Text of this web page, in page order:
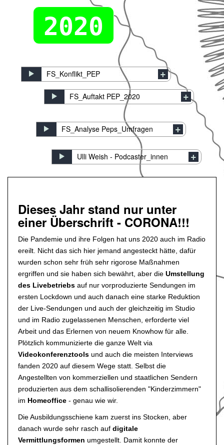
2020
FS_Konflikt_PEP
FS_Auftakt PEP_2020
FS_Analyse Peps_Umfragen
Ulli Weish - Podcaster_innen
Dieses Jahr stand nur unter
einer Überschrift - CORONA!!!
Die Pandemie und ihre Folgen hat uns 2020 auch im Radio
ereilt. Nicht das sich hier jemand angesteckt hätte, dafür
wurden schon sehr früh sehr rigorose Maßnahmen
ergriffen und sie haben sich bewährt, aber die Umstellung
des Livebetriebs auf nur vorproduzierte Sendungen im
ersten Lockdown und auch danach eine starke Reduktion
der Live-Sendungen und auch der gleichzeitig im Studio
und im Radio zugelassenen Menschen, erforderte viel
Arbeit und das Erlernen von neuem Knowhow für alle.
Plötzlich kommunizierte die ganze Welt via
Videokonferenztools und auch die meisten Interviews
fanden 2020 auf diesem Wege statt. Selbst die
Angestellten von kommerziellen und staatlichen Sendern
produzierten aus dem schallisolierenden "Kinderzimmern"
im Homeoffice - genau wie wir.
Die Ausbildungsschiene kam zuerst ins Stocken, aber
danach wurde sehr rasch auf digitale
Vermittlungsformen umgestellt. Damit konnte der